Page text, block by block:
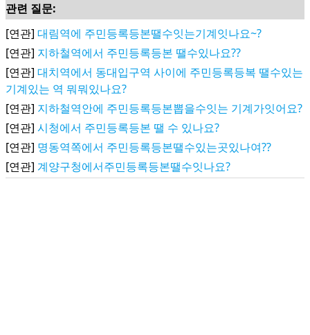
관련 질문:
[연관] 대림역에 주민등록등본땔수잇는기계잇나요~?
[연관] 지하철역에서 주민등록등본 땔수있나요??
[연관] 대치역에서 동대입구역 사이에 주민등록등복 땔수있는
기계있는 역 뭐뭐있나요?
[연관] 지하철역안에 주민등록등본뽑을수잇는 기계가잇어요?
[연관] 시청에서 주민등록등본 땔 수 있나요?
[연관] 명동역쪽에서 주민등록등본땔수있는곳있나여??
[연관] 계양구청에서주민등록등본땔수잇나요?